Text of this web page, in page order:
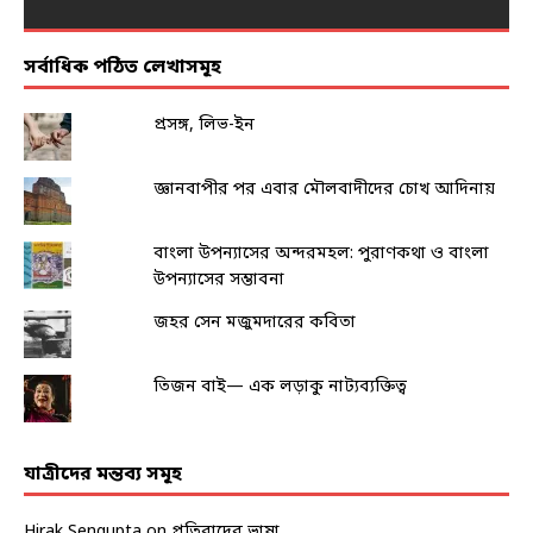
সর্বাধিক পঠিত লেখাসমূহ
প্রসঙ্গ, লিভ-ইন
জ্ঞানবাপীর পর এবার মৌলবাদীদের চোখ আদিনায়
বাংলা উপন্যাসের অন্দরমহল: পুরাণকথা ও বাংলা
উপন্যাসের সম্ভাবনা
জহর সেন মজুমদারের কবিতা
তিজন বাই— এক লড়াকু নাট্যব্যক্তিত্ব
যাত্রীদের মন্তব্য সমূহ